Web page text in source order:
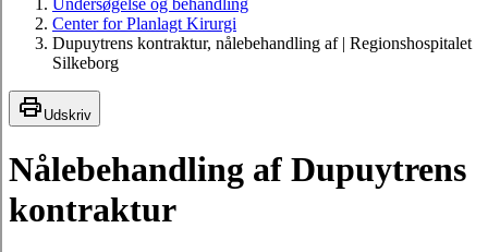
Center for Planlagt Kirurgi
Dupuytrens kontraktur, nålebehandling af | Regionshospitalet
Silkeborg
Udskriv
Nålebehandling af Dupuytrens
kontraktur